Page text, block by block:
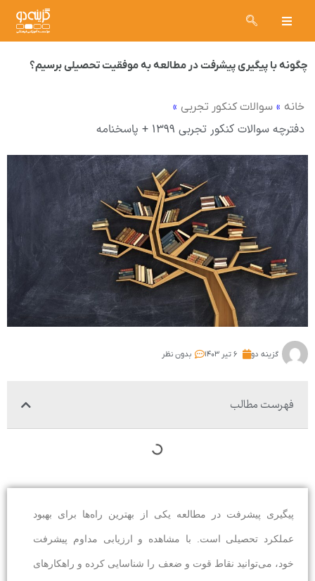
چگونه با پیگیری پیشرفت در مطالعه به موفقیت تحصیلی برسیم؟
خانه » سوالات کنکور تجربی »
دفترچه سوالات کنکور تجربی ۱۳۹۹ + پاسخنامه
گزینه دو ۶ تیر ۱۴۰۳ بدون نظر
فهرست مطالب
پیگیری پیشرفت در مطالعه یکی از بهترین راه‌ها برای بهبود
عملکرد تحصیلی است. با مشاهده و ارزیابی مداوم پیشرفت
خود، می‌توانید نقاط قوت و ضعف را شناسایی کرده و راهکارهای